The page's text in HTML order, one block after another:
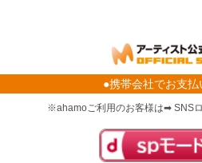
●携帯会社でお支払
※ahamoご利用のお客様は➡ SNS